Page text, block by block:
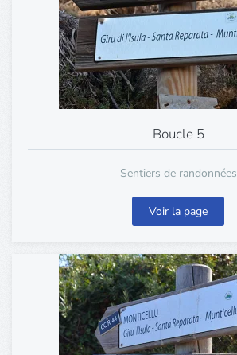
Boucle 5
Sentiers de randonnées
Voir la page